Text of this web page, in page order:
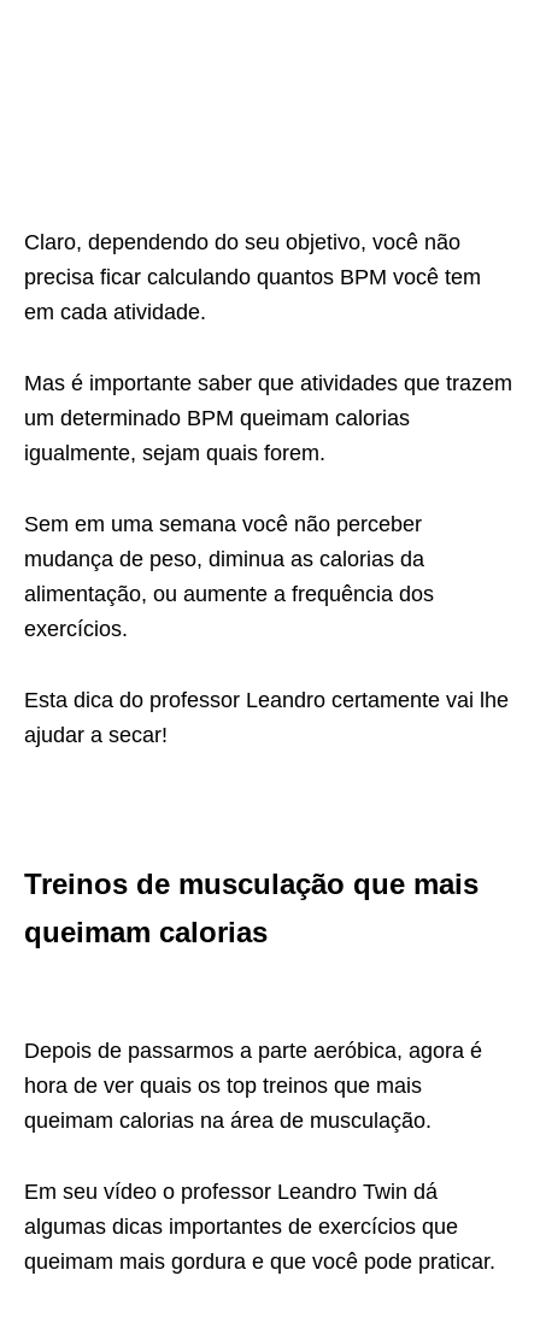
Claro, dependendo do seu objetivo, você não
precisa ficar calculando quantos BPM você tem
em cada atividade.
Mas é importante saber que atividades que trazem
um determinado BPM queimam calorias
igualmente, sejam quais forem.
Sem em uma semana você não perceber
mudança de peso, diminua as calorias da
alimentação, ou aumente a frequência dos
exercícios.
Esta dica do professor Leandro certamente vai lhe
ajudar a secar!
Treinos de musculação que mais
queimam calorias
Depois de passarmos a parte aeróbica, agora é
hora de ver quais os top treinos que mais
queimam calorias na área de musculação.
Em seu vídeo o professor Leandro Twin dá
algumas dicas importantes de exercícios que
queimam mais gordura e que você pode praticar.